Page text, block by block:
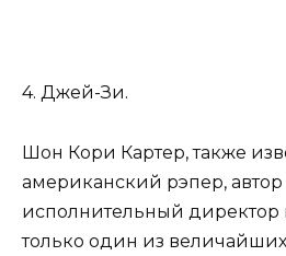
4. Джей-Зи.
Шон Кори Картер, также
американский рэпер, автор
исполнительный
только один из